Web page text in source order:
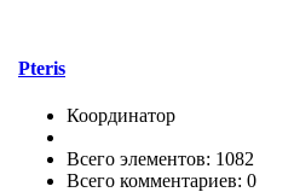
Pteris
Координатор
Всего элементов: 1082
Всего комментариев: 0